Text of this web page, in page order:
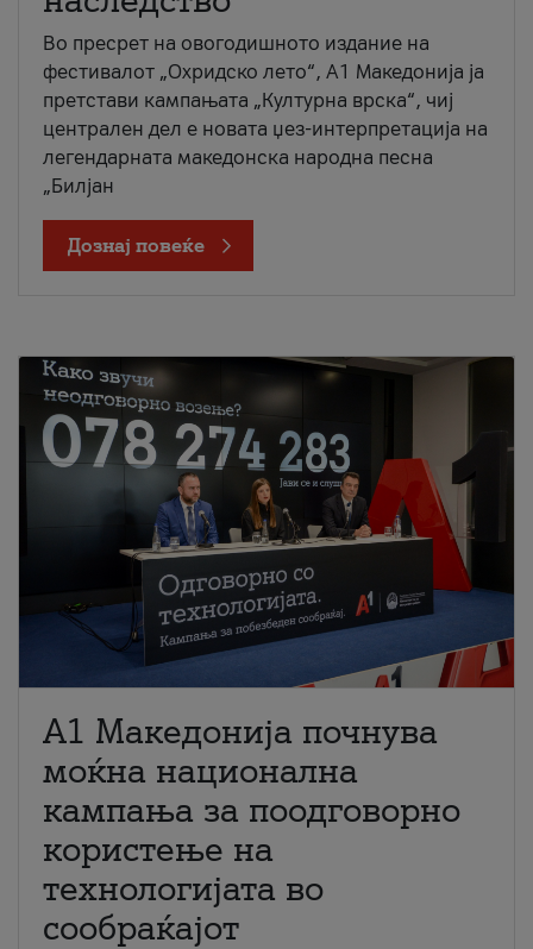
Во пресрет на овогодишното издание на
фестивалот „Охридско лето“, А1 Македонија ја
претстави кампањата „Културна врска“, чиј
централен дел е новата џез-интерпретација на
легендарната македонска народна песна
„Билјан
Дознај повеќе
A1 Македонија почнува
моќна национална
кампања за поодговорно
користење на
технологијата во
сообраќајот